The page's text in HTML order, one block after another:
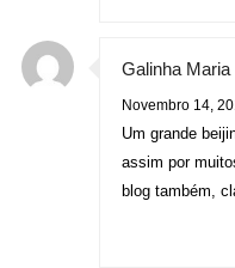
Galinha Maria
Novembro 14,
Um grande
assim por
blog também,